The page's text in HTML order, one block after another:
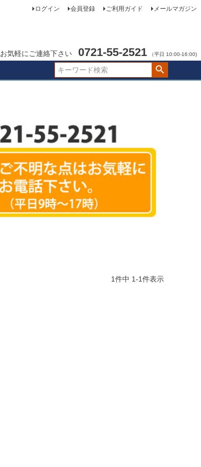
ログイン 会員登録 ご利用ガイド メールマガジン
お気軽にご連絡下さい 0721-55-2521 （平日 10:00-16:00)
1件中 1-1件表示